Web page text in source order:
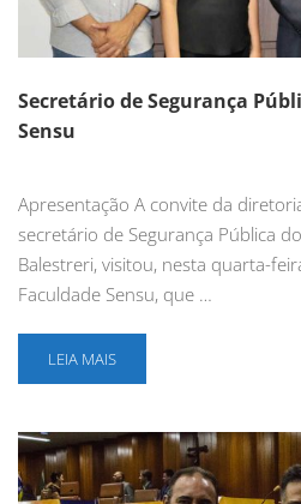
Secretário de Segurança
Sensu
Apresentação A convite da
secretário de Segurança Pública
Balestreri, visitou, nesta quarta-
Faculdade Sensu, que …
LEIA MAIS